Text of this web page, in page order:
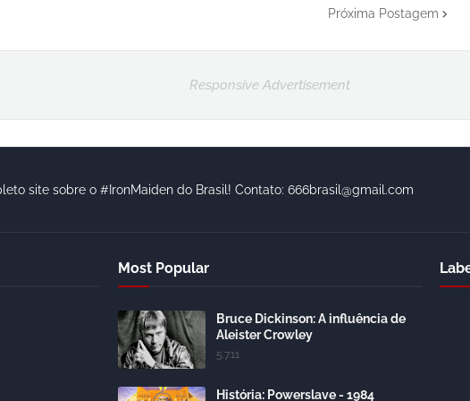
Próxima Postagem
Responsive Advertisement
site sobre o #IronMaiden do Brasil! Contato: 666brasil@gmail.com
Most Popular
Bruce Dickinson: A influência de
Aleister Crowley
5.7.11
História: Powerslave - 1984